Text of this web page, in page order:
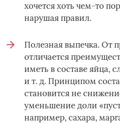
хочется хоть чем-то
нарушая правил.
Полезная выпечка. От
отличается
иметь в составе яйца,
и т. д. Принципом
становится не
уменьшение доли
например, сахара,